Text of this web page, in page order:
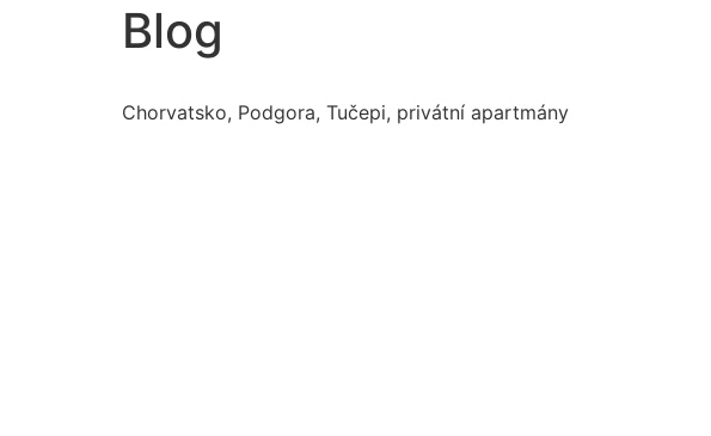
Blog
Chorvatsko, Podgora, Tučepi, privátní apartmány